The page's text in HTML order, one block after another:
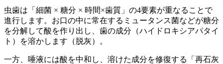
虫歯は「細菌 × 糖分 × 時間×歯質」の4要素が重なることで
進行します。お口の中に常在するミュータンス菌などが糖分
を分解して酸を作り出し、歯の成分（ハイドロキシアパタイ
ト）を溶かします（脱灰）。
一方、唾液には酸を中和し、溶けた成分を修復する「再石灰